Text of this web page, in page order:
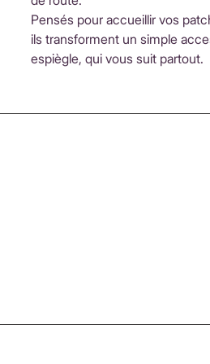
Pensés pour accueillir vos
ils transforment un simple
espiègle, qui vous suit partout.